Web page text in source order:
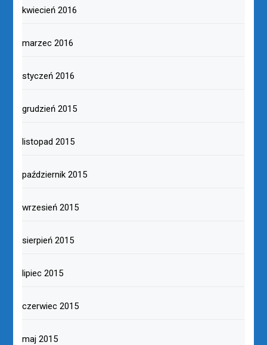
kwiecień 2016
marzec 2016
styczeń 2016
grudzień 2015
listopad 2015
październik 2015
wrzesień 2015
sierpień 2015
lipiec 2015
czerwiec 2015
maj 2015